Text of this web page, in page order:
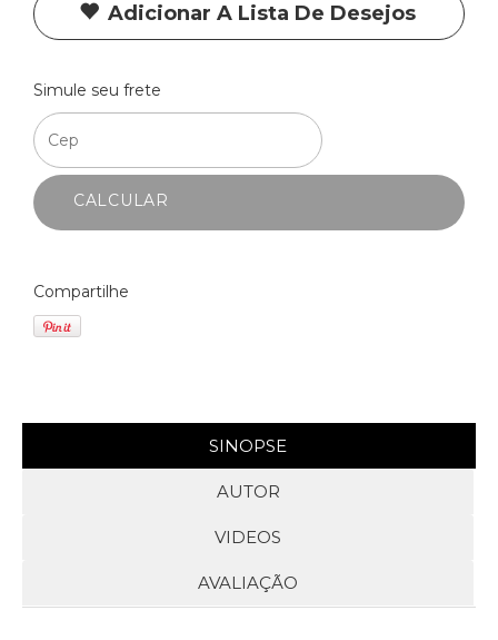
Adicionar A Lista De Desejos
Simule seu frete
CALCULAR
Compartilhe
SINOPSE
AUTOR
VIDEOS
AVALIAÇÃO